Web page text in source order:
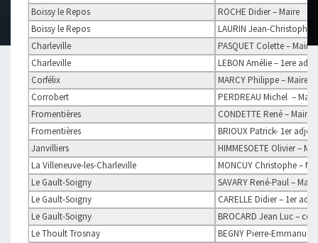
Boissy le Repos
ROCHE Didier – Maire
Boissy le Repos
LAURIN Jean-Christophe
Charleville
PASQUET Colette – Maire
Charleville
LEBON Amélie – 1ere
Corfélix
MARCY Philippe – Maire
Corrobert
PERDREAU Michel – Maire
Fromentières
CONDETTE René – Maire
Fromentières
BRIOUX Patrick- 1er
Janvilliers
HIMMESOETE Olivier –
La Villeneuve-les-Charleville
MONCUY Christophe –
Le Gault-Soigny
SAVARY René-Paul – Maire
Le Gault-Soigny
CARELLE Didier – 1er
Le Gault-Soigny
BROCARD Jean Luc –
Le Thoult Trosnay
BEGNY Pierre-Emmanuel